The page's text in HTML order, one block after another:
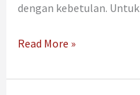
dengan kebetulan. Untuk
Read More »